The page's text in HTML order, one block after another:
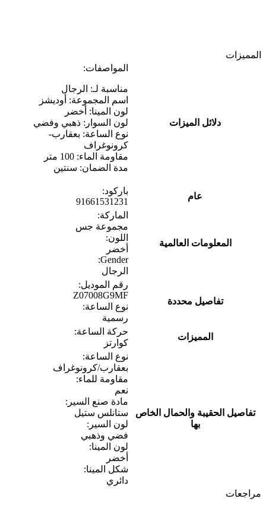
المميزات
دلائل الميزات
المواصفات:
مناسبة لـ: الرجال
اسم المجموعة: أوديشز
لون المينا: أخضر
لون السوار: ذهبي وفضي
نوع الساعة: بعقارب-
كرونوغراف
مقاومة الماء: 100 متر
مدة الضمان: سنتين
عام
باركود:
91661531231
المعلومات العالمية
الماركة:
مجموعة جس
اللون:
أخضر
Gender:
الرجال
تفاصيل محددة
رقم الموديل:
Z07008G9MF
نوع الساعة:
رسمية
المميزات
حركة الساعة:
كوارتز
تفاصيل الحقيبة والحمال الخاص
بها
نوع الساعة:
بعقارب/كرونوغراف
مقاومة للماء:
نعم
مادة صنع السير:
ستانلس ستيل
لون السير:
فضي وذهبي
لون المينا:
أخضر
شكل المينا:
دائري
مراجعات